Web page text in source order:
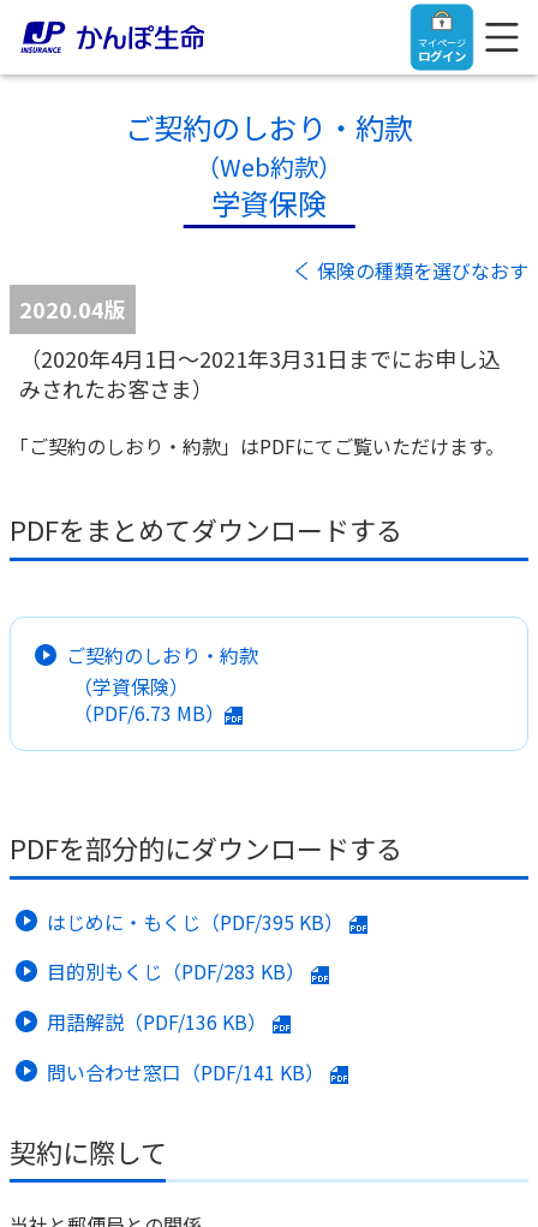
マイページ
ログイン
ご契約者さま
ご契約者さま
お手続き一覧
きっかけ・できごとから探す
マイページでできること
ログイン
ご契約内容の確認
保険をご検討中のお客さま
保険をご検討中のお客さま
養老保険
定期保険
学資保険
保険の探し方のポイント
これからのライフイベントでかかる費用とは？
ご契約手続きの流れ
法人のお客さま
ちら
目的から探す
お役立ち情報
かんぽ生命の団体取扱い
お問い合わせ先
かんぽのLifeサポートナビ
医療
お金
子育て
かんぽ生命について
経営理念・経営戦略
会社概要
財務情報
日本郵政グループとしての取り組み
採用情報
CM・オウンドメディア／ソーシャルメディア
かんぽブランド
よくあるご質問
お問い合わせ
株主・投資家のみなさまへ
English
ご契約のしおり・約款
（Web約款）
学資保険
保険の種類を選びなおす
2020.04版
（2020年4月1日～2021年3月31日までにお申し込
みされたお客さま）
「ご契約のしおり・約款」はPDFにてご覧いただけます。
PDFをまとめてダウンロードする
ご契約のしおり・約款
（学資保険）
（PDF/6.73 MB）
PDFを部分的にダウンロードする
はじめに・もくじ（PDF/395 KB）
目的別もくじ（PDF/283 KB）
用語解説（PDF/136 KB）
問い合わせ窓口（PDF/141 KB）
契約に際して